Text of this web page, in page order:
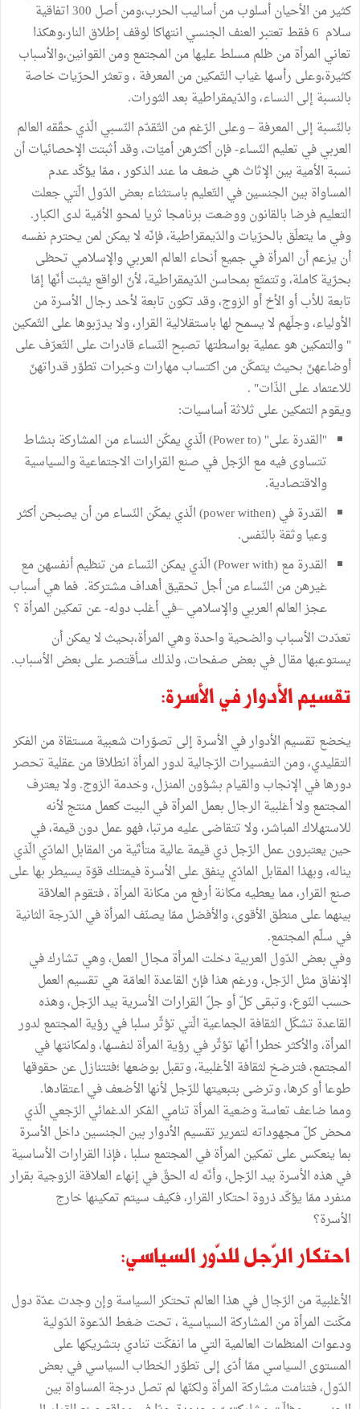
كثير من الأحيان أسلوب من أساليب الحرب،ومن أصل 300 اتفاقية
سلام 6 فقط تعتبر العنف الجنسي انتهاكا لوقف إطلاق النار،وهكذا
تعاني المرأة من ظلم مسلط عليها من المجتمع ومن القوانين،والأسباب
كثيرة،وعلى رأسها غياب التّمكين من المعرفة ، وتعثر الحرّيات خاصة
بالنسبة إلى النساء، والدّيمقراطية بعد الثورات.
بالنّسبة إلى المعرفة – وعلى الرّغم من التّقدّم النّسبي الّذي حقّقه العالم
العربي في تعليم النّساء- فإن أكثرهن أميّات، وقد أثبتت الإحصائيات أن
نسبة الأمية بين الإثاث هي ضعف ما عند الذكور ، ممّا يؤكّد عدم
المساواة بين الجنسين في التّعليم باستثناء بعض الدّول الّتي جعلت
التعليم فرضا بالقانون ووضعت برنامجا ثريا لمحو الأمّية لدى الكبار.
وفي ما يتعلّق بالحرّيات والدّيمقراطية، فإنّه لا يمكن لمن يحترم نفسه
أن يزعم أن المرأة في جميع أنحاء العالم العربي والإسلامي تحظى
بحرّية كاملة، وتتمتّع بمحاسن الدّيمقراطية، لأنّ الواقع يثبت أنّها إمّا
تابعة للأب أو الأخ أو الزوج، وقد تكون تابعة لأحد رجال الأسرة من
الأولياء، وجلّهم لا يسمح لها باستقلالية القرار، ولا يدرّبوها على التّمكين
" والتمكين هو عملية بواسطتها تصبح النّساء قادرات على التّعرّف على
أوضاعهنّ بحيث يتمكّن من اكتساب مهارات وخبرات تطوّر قدراتهنّ
للاعتماد على الذّات" .
ويقوم التمكين على ثلاثة أساسيات:
"القدرة على" (Power to) الّذي يمكّن النساء من المشاركة بنشاط
تتساوى فيه مع الرّجل في صنع القرارات الاجتماعية والسياسية
والاقتصادية.
القدرة في (power withen) الّذي يمكّن النّساء من أن يصبحن أكثر
وعيا وثقة بالنّفس.
القدرة مع (Power with) الّذي يمكن النّساء من تنظيم أنفسهن مع
غيرهن من النّساء من أجل تحقيق أهداف مشتركة. فما هي أسباب
عجز العالم العربي والإسلامي –في أغلب دوله- عن تمكين المرأة ؟
تعدّدت الأسباب والضحية واحدة وهي المرأة،بحيث لا يمكن أن
يستوعبها مقال في بعض صفحات، ولذلك سأقتصر على بعض الأسباب.
تقسيم الأدوار في الأسرة:
يخضع تقسيم الأدوار في الأسرة إلى تصوّرات شعبية مستقاة من الفكر
التقليدي، ومن التفسيرات الرّجالية لدور المرأة انطلاقا من عقلية تحصر
دورها في الإنجاب والقيام بشؤون المنزل، وخدمة الزوج. ولا يعترف
المجتمع ولا أغلبية الرجال بعمل المرأة في البيت كعمل منتج لأنه
للاستهلاك المباشر، ولا تتقاضى عليه مرتبا، فهو عمل دون قيمة، في
حين يعتبرون عمل الرّجل ذي قيمة عالية متأتّية من المقابل المادّي الّذي
يناله، وبهذا المقابل المادّي ينفق على الأسرة فيمتلك قوّة يسيطر بها على
صنع القرار، مما يعطيه مكانة أرفع من مكانة المرأة ، فتقوم العلاقة
بينهما على منطق الأقوى، والأفضل ممّا يصنّف المرأة في الدّرجة الثانية
في سلّم المجتمع.
وفي بعض الدّول العربية دخلت المرأة مجال العمل، وهي تشارك في
الإنفاق مثل الرّجل، ورغم هذا فإنّ القاعدة العامّة هي تقسيم العمل
حسب النّوع، وتبقى كلّ أو جلّ القرارات الأسرية بيد الرّجل، وهذه
القاعدة تشكّل الثقافة الجماعية الّتي تؤثّر سلبا في رؤية المجتمع لدور
المرأة، والأكثر خطرا أنّها تؤثّر في رؤية المرأة لنفسها، ولمكانتها في
المجتمع، فترضخ لثقافة الأغلبية، وتقبل بوضعها ؛فتتنازل عن حقوقها
طوعا أو كرها، وترضى بتبعيتها للرّجل لأنها الأضعف في اعتقادها.
ومما ضاعف تعاسة وضعية المرأة تنامي الفكر الدغمائي الرّجعي الّذي
محض كلّ مجهوداته لتمرير تقسيم الأدوار بين الجنسين داخل الأسرة
بما ينعكس على تمكين المرأة في المجتمع سلبا ، فإذا القرارات الأساسية
في هذه الأسرة بيد الرّجل، وأنّه له الحقّ في إنهاء العلاقة الزوجية بقرار
منفرد ممّا يؤكّد ذروة احتكار القرار، فكيف سيتم تمكينها خارج
الأسرة؟
احتكار الرّجل للدّور السياسي:
الأغلبية من الرّجال في هذا العالم تحتكر السياسة وإن وجدت عدّة دول
مكّنت المرأة من المشاركة السياسية ، تحت ضغط الدّعوة الدّولية
ودعوات المنظمات العالمية التي ما انفكّت تنادي بتشريكها على
المستوى السياسي ممّا أدّى إلى تطوّر الخطاب السياسي في بعض
الدّول، فتنامت مشاركة المرأة ولكنّها لم تصل درجة المساواة بين